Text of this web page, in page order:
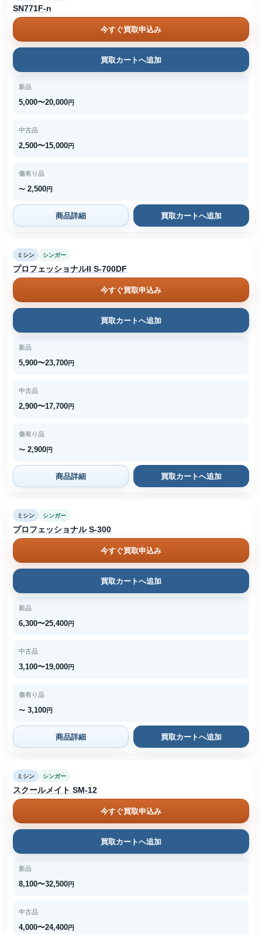
SN771F-n
今すぐ買取申込み
買取カートへ追加
新品
5,000〜20,000円
中古品
2,500〜15,000円
傷有り品
〜 2,500円
商品詳細 買取カートへ追加
ミシン シンガー
プロフェッショナルII S-700DF
今すぐ買取申込み
買取カートへ追加
新品
5,900〜23,700円
中古品
2,900〜17,700円
傷有り品
〜 2,900円
商品詳細 買取カートへ追加
ミシン シンガー
プロフェッショナル S-300
今すぐ買取申込み
買取カートへ追加
新品
6,300〜25,400円
中古品
3,100〜19,000円
傷有り品
〜 3,100円
商品詳細 買取カートへ追加
ミシン シンガー
スクールメイト SM-12
今すぐ買取申込み
買取カートへ追加
新品
8,100〜32,500円
中古品
4,000〜24,400円